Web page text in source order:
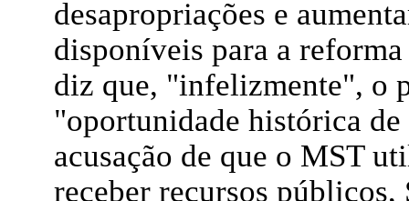
desapropriações e
disponíveis para a
diz que, "infelizmente", o
"oportunidade histórica
acusação de que o MST
receber recursos públicos,